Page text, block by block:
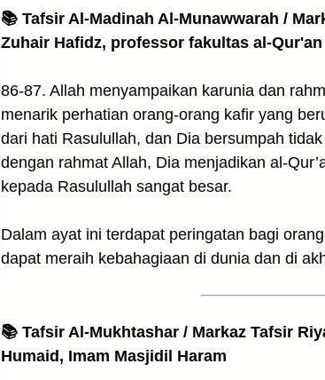
📚 Tafsir Al-Madinah Al-Munawwarah /
Zuhair Hafidz, professor fakultas al-
86-87. Allah menyampaikan karunia dan
menarik perhatian orang-orang kafir yang
dari hati Rasulullah, dan Dia bersumpah
dengan rahmat Allah, Dia menjadikan al-
kepada Rasulullah sangat besar.
Dalam ayat ini terdapat peringatan bagi
dapat meraih kebahagiaan di dunia dan di
📚 Tafsir Al-Mukhtashar / Markaz Tafsir
Humaid, Imam Masjidil Haram